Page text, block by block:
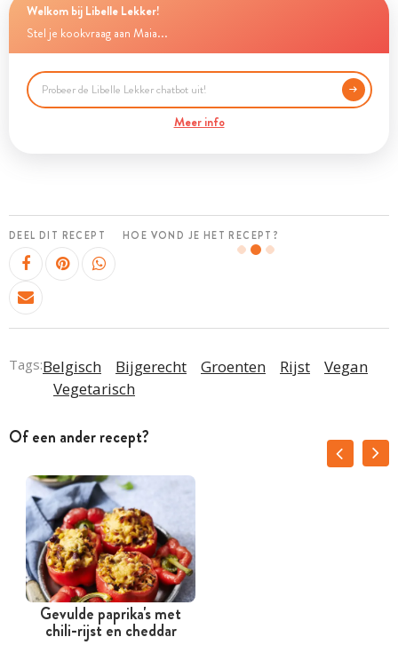
Welkom bij Libelle Lekker!
Stel je kookvraag aan Maia...
Meer info
DEEL DIT RECEPT HOE VOND JE HET RECEPT?
Tags:Belgisch Bijgerecht Groenten Rijst
Vegan
Vegetarisch
Of een ander recept?
Gevulde paprika's met
chili-rijst en cheddar